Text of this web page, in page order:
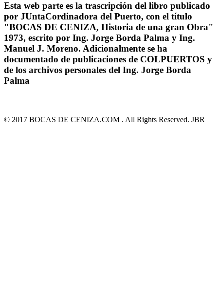
Esta web parte es la trascripción del libro publicado
por JUntaCordinadora del Puerto, con el título
"BOCAS DE CENIZA, Historia de una gran Obra"
1973, escrito por Ing. Jorge Borda Palma y Ing.
Manuel J. Moreno. Adicionalmente se ha
documentado de publicaciones de COLPUERTOS y
de los archivos personales del Ing. Jorge Borda
Palma
© 2017 BOCAS DE CENIZA.COM . All Rights Reserved. JBR